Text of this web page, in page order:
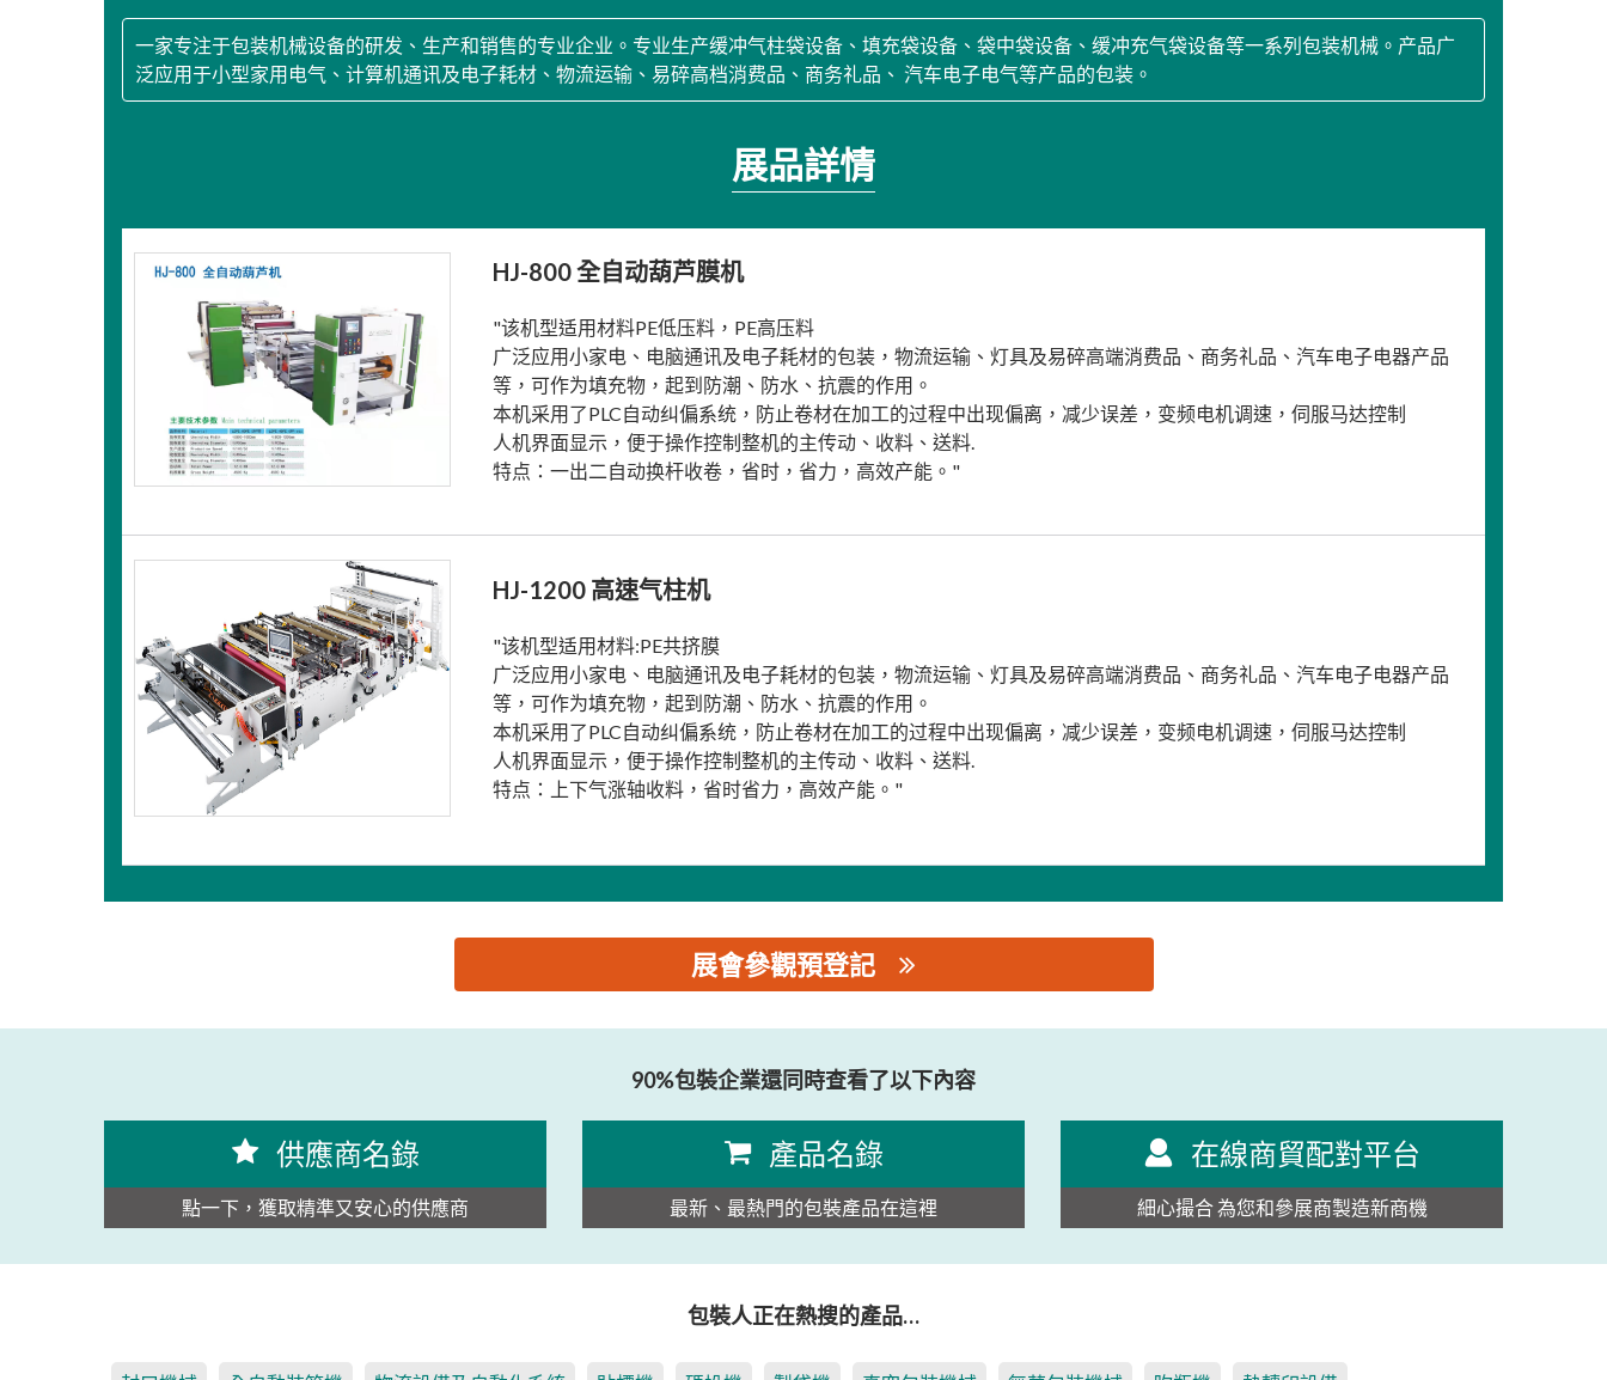
一家专注于包装机械设备的研发、生产和销售的专业企业。专业生产缓冲气柱袋设备、填充袋设备、袋中袋设备、缓冲充气袋设备等一系列包装机械。产品广
泛应用于小型家用电气、计算机通讯及电子耗材、物流运输、易碎高档消费品、商务礼品、 汽车电子电气等产品的包装。
展品詳情
HJ-800 全自动葫芦膜机
"该机型适用材料PE低压料，PE高压料
广泛应用小家电、电脑通讯及电子耗材的包装，物流运输、灯具及易碎高端消费品、商务礼品、汽车电子电器产品
等，可作为填充物，起到防潮、防水、抗震的作用。
本机采用了PLC自动纠偏系统，防止卷材在加工的过程中出现偏离，减少误差，变频电机调速，伺服马达控制
人机界面显示，便于操作控制整机的主传动、收料、送料.
特点：一出二自动换杆收卷，省时，省力，高效产能。"
HJ-1200 高速气柱机
"该机型适用材料:PE共挤膜
广泛应用小家电、电脑通讯及电子耗材的包装，物流运输、灯具及易碎高端消费品、商务礼品、汽车电子电器产品
等，可作为填充物，起到防潮、防水、抗震的作用。
本机采用了PLC自动纠偏系统，防止卷材在加工的过程中出现偏离，减少误差，变频电机调速，伺服马达控制
人机界面显示，便于操作控制整机的主传动、收料、送料.
特点：上下气涨轴收料，省时省力，高效产能。"
展會參觀預登記
90%包裝企業還同時查看了以下內容
供應商名錄
點一下，獲取精準又安心的供應商
產品名錄
最新、最熱門的包裝產品在這裡
在線商貿配對平台
細心撮合 為您和參展商製造新商機
包裝人正在熱搜的產品…